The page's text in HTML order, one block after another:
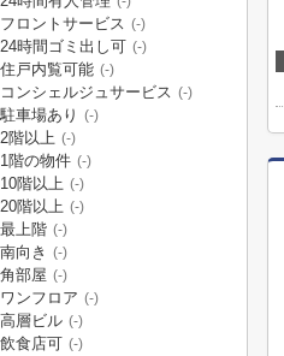
フロントサービス (-)
24時間ゴミ出し可 (-)
住戸内覧可能 (-)
コンシェルジュサービス (-)
駐車場あり (-)
2階以上 (-)
1階の物件 (-)
10階以上 (-)
20階以上 (-)
最上階 (-)
南向き (-)
角部屋 (-)
ワンフロア (-)
高層ビル (-)
飲食店可 (-)